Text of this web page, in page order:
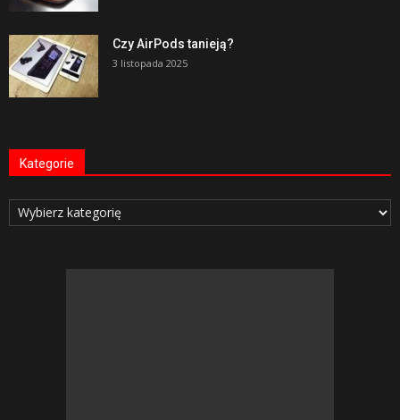
Czy AirPods tanieją?
3 listopada 2025
Kategorie
Kategorie